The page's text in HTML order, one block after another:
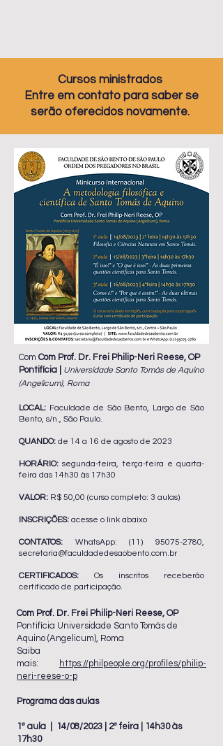
Cursos ministrados
Entre em contato para saber se
serão oferecidos novamente.
Com Com Prof. Dr. Frei Philip-Neri Reese, OP
Pontifícia
Universidade Santo Tomás de Aquino
(Angelicum), Roma
LOCAL: Faculdade de São Bento, Largo de São
Bento, s/n., São Paulo.
QUANDO: de 14 a 16 de agosto de 2023
HORÁRIO:segunda-feira, terça-feira e quarta-
feira das 14h30 às 17h30
VALOR: R$ 50,00 (curso completo: 3 aulas)
INSCRIÇÕES: acesse o link abaixo
CONTATOS: WhatsApp:(11) 95075-2780,
secretaria@faculdadedesaobento.com.br
CERTIFICADOS: Os inscritos receberão
certificado de participação.
Com Prof. Dr. Frei Philip-Neri Reese, OP
Pontifícia Universidade Santo Tomás de
Aquino (Angelicum), Roma
Saiba
mais:
https://philpeople.org/profiles/philip-
neri-reese-o-p
Programa das aulas
1ª aula | 14/08/2023 | 2ª feira | 14h30 às
17h30